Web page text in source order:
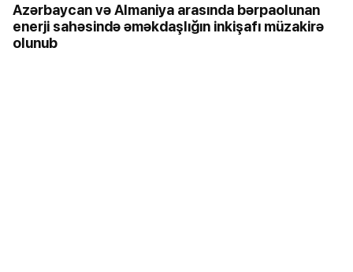
Azərbaycan və Almaniya arasında bərpaolunan
enerji sahəsində əməkdaşlığın inkişafı müzakirə
olunub